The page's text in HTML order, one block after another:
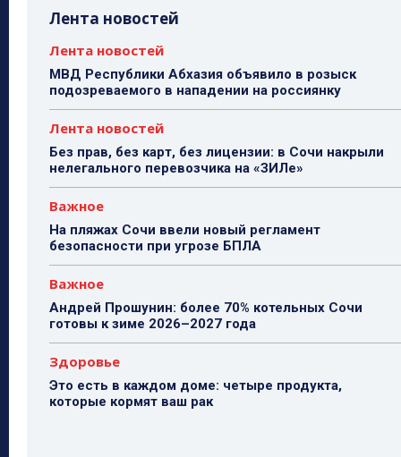
Лента новостей
Лента новостей
МВД Республики Абхазия объявило в розыск
подозреваемого в нападении на россиянку
Лента новостей
Без прав, без карт, без лицензии: в Сочи накрыли
нелегального перевозчика на «ЗИЛе»
Важное
На пляжах Сочи ввели новый регламент
безопасности при угрозе БПЛА
Важное
Андрей Прошунин: более 70% котельных Сочи
готовы к зиме 2026–2027 года
Здоровье
Это есть в каждом доме: четыре продукта,
которые кормят ваш рак